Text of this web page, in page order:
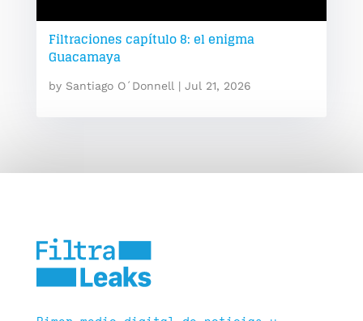
Filtraciones capítulo 8: el enigma
Guacamaya
by Santiago O´Donnell| Jul 21, 2026